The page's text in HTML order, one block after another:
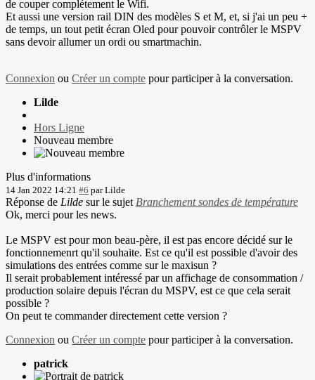
de couper complétement le Wifi.
Et aussi une version rail DIN des modèles S et M, et, si j'ai un peu +
de temps, un tout petit écran Oled pour pouvoir contrôler le MSPV
sans devoir allumer un ordi ou smartmachin.
Connexion ou Créer un compte pour participer à la conversation.
Lilde
Hors Ligne
Nouveau membre
Plus d'informations
14 Jan 2022 14:21 #6 parLilde
Réponse de Lilde sur le sujet Branchement sondes de température
Ok, merci pour les news.
Le MSPV est pour mon beau-père, il est pas encore décidé sur le
fonctionnemenrt qu'il souhaite. Est ce qu'il est possible d'avoir des
simulations des entrées comme sur le maxisun ?
Il serait probablement intéressé par un affichage de consommation /
production solaire depuis l'écran du MSPV, est ce que cela serait
possible ?
On peut te commander directement cette version ?
Connexion ou Créer un compte pour participer à la conversation.
patrick